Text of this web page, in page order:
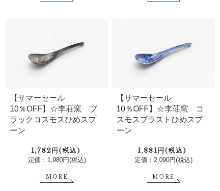
【サマーセール
10％OFF】☆李荘窯 ブ
ラックコスモスひめスプ
ーン
1,782円(税込)
定価：1,980円(税込)
MORE
【サマーセール
10％OFF】☆李荘窯 コ
スモスブラストひめスプ
ーン
1,881円(税込)
定価：2,090円(税込)
MORE